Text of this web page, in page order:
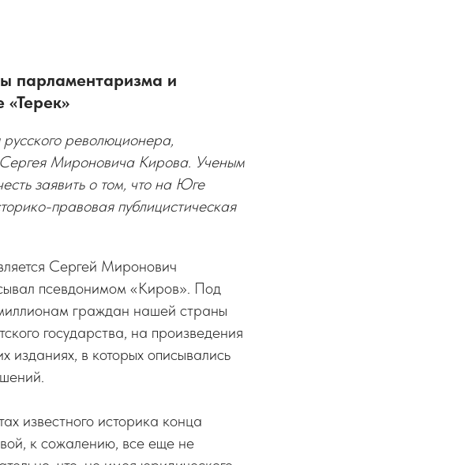
парламентаризма и
«Терек»
революционера,
Сергея Мироновича Кирова. Ученым
заявить о том, что на Юге
правовая публицистическая
Сергей Миронович
псевдонимом «Киров». Под
граждан нашей страны
государства, на произведения
изданиях, в которых описывались
известного историка конца
к сожалению, все еще не